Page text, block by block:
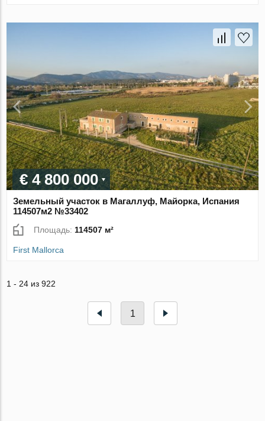
€ 4 800 000
Земельный участок в Магаллуф, Майорка, Испания
114507м2 №33402
Площадь:114507 м²
First Mallorca
1 - 24 из 922
1